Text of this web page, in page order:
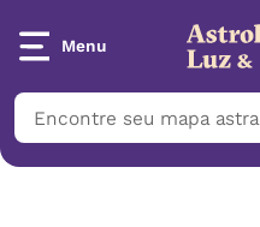
Menu
Início/Notícias/Plutão em